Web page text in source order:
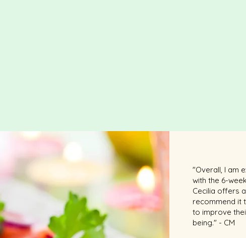
"Overall, I am
with the 6-
Cecilia offers
recommend it
to improve
being." - CM